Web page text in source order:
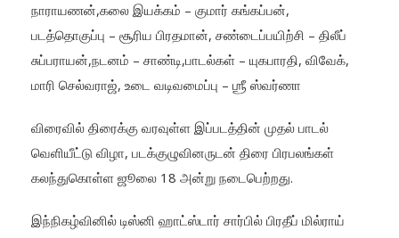
நாராயணன்,கலை இயக்கம் – குமார் கங்கப்பன்,
படத்தொகுப்பு – சூரிய பிரதமான், சண்டைப்பயிற்சி – திலீப்
சுப்பராயன்,நடனம் – சாண்டி,பாடல்கள் – யுகபாரதி, விவேக்,
மாரி செல்வராஜ், உடை வடிவமைப்பு – ஶ்ரீ ஸ்வர்ணா
விரைவில் திரைக்கு வரவுள்ள இப்படத்தின் முதல் பாடல்
வெளியீட்டு விழா, படக்குழுவினருடன் திரை பிரபலங்கள்
கலந்துகொள்ள ஜூலை 18 அன்று நடைபெற்றது.
இந்நிகழ்வினில் டிஸ்னி ஹாட்ஸ்டார் சார்பில் பிரதீப் மில்ராய்